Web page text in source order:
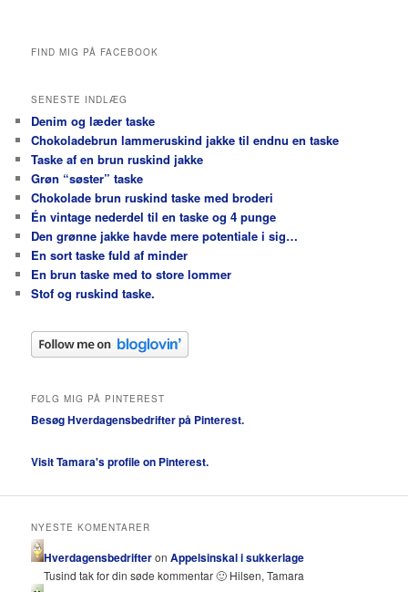
FIND MIG PÅ FACEBOOK
SENESTE INDLÆG
Denim og læder taske
Chokoladebrun lammeruskind jakke til endnu en taske
Taske af en brun ruskind jakke
Grøn “søster” taske
Chokolade brun ruskind taske med broderi
Én vintage nederdel til en taske og 4 punge
Den grønne jakke havde mere potentiale i sig…
En sort taske fuld af minder
En brun taske med to store lommer
Stof og ruskind taske.
FØLG MIG PÅ PINTEREST
Besøg Hverdagensbedrifter på Pinterest.
Visit Tamara's profile on Pinterest.
NYESTE KOMENTARER
HverdagensbedrifteronAppelsinskal i sukkerlage
Tusind tak for din søde kommentar 🙂 Hilsen, Tamara